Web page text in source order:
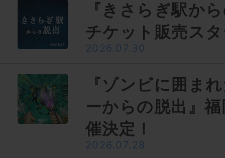
『きさらぎ駅か
チケット販売ス
2026.07.30
『ゾンビに囲ま
ーからの脱出』
催決定！
2026.07.28